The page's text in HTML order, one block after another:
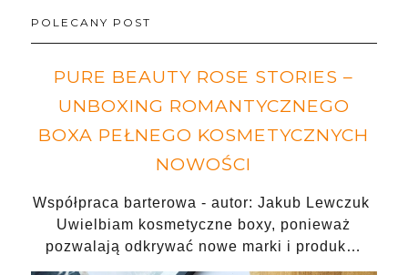
POLECANY POST
PURE BEAUTY ROSE STORIES –
UNBOXING ROMANTYCZNEGO
BOXA PEŁNEGO KOSMETYCZNYCH
NOWOŚCI
Współpraca barterowa - autor: Jakub Lewczuk
Uwielbiam kosmetyczne boxy, ponieważ
pozwalają odkrywać nowe marki i produk…